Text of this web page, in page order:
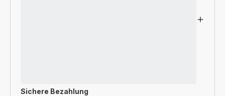
Sichere Bezahlung